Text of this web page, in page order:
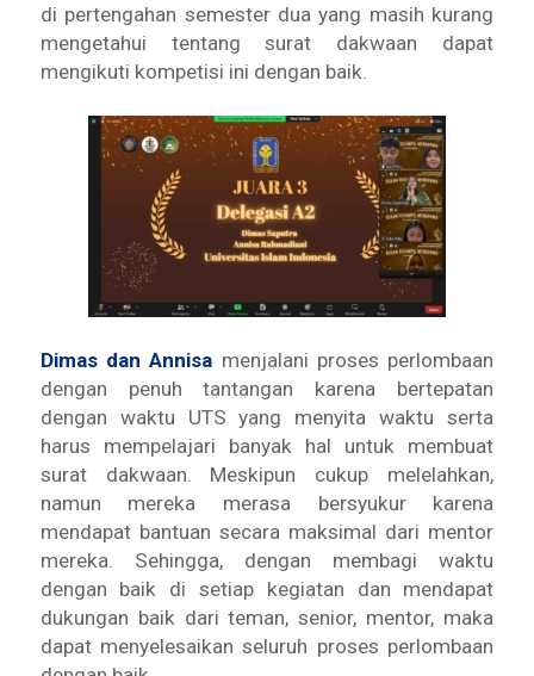
di pertengahan semester dua yang masih kurang
mengetahui tentang surat dakwaan dapat
mengikuti kompetisi ini dengan baik.
Dimas dan Annisa menjalani proses perlombaan
dengan penuh tantangan karena bertepatan
dengan waktu UTS yang menyita waktu serta
harus mempelajari banyak hal untuk membuat
surat dakwaan. Meskipun cukup melelahkan,
namun mereka merasa bersyukur karena
mendapat bantuan secara maksimal dari mentor
mereka. Sehingga, dengan membagi waktu
dengan baik di setiap kegiatan dan mendapat
dukungan baik dari teman, senior, mentor, maka
dapat menyelesaikan seluruh proses perlombaan